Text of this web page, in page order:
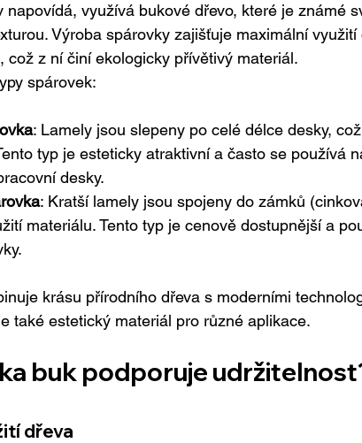
napovídá, využívá bukové dřevo, které je známé
Výroba spárovky zajišťuje maximální
což z ní činí ekologicky přívětivý materiál.
spárovek:
: Lamely jsou slepeny po celé délce desky,
typ je esteticky atraktivní a často se používá
desky.
: Kratší lamely jsou spojeny do zámků
materiálu. Tento typ je cenově dostupnější a
krásu přírodního dřeva s moderními
také estetický materiál pro různé aplikace.
buk podporuje
dřeva